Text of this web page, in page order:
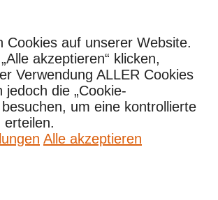
Cookies auf unserer Website.
akzeptieren“ klicken,
Verwendung ALLER Cookies
jedoch die „Cookie-
besuchen, um eine kontrollierte
erteilen.
Alle akzeptieren